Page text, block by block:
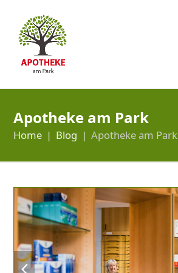
Apotheke am Park
Home | Blog | Apotheke am Park
previous